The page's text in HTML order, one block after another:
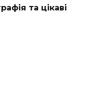
та цікаві